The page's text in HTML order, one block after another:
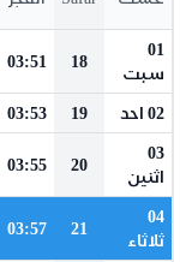
01
سبت
18
03:51
02 احد 19
03:53
03
اثنين
20
03:55
04
ثلاثاء
21
03:57